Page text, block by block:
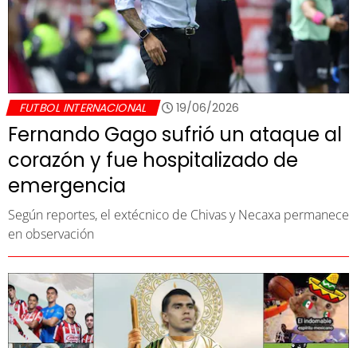
FUTBOL INTERNACIONAL 19/06/2026
Fernando Gago sufrió un ataque al
corazón y fue hospitalizado de
emergencia
Según reportes, el extécnico de Chivas y Necaxa permanece
en observación